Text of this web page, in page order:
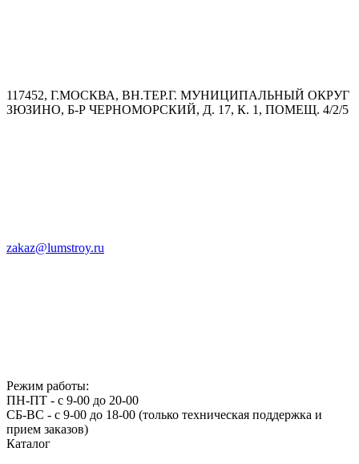
117452, Г.МОСКВА, ВН.ТЕР.Г. МУНИЦИПАЛЬНЫЙ ОКРУГ
ЗЮЗИНО, Б-Р ЧЕРНОМОРСКИЙ, Д. 17, К. 1, ПОМЕЩ. 4/2/5
zakaz@lumstroy.ru
Режим работы:
ПН-ПТ - с 9-00 до 20-00
СБ-ВС - с 9-00 до 18-00 (только техническая поддержка и
прием заказов)
Каталог